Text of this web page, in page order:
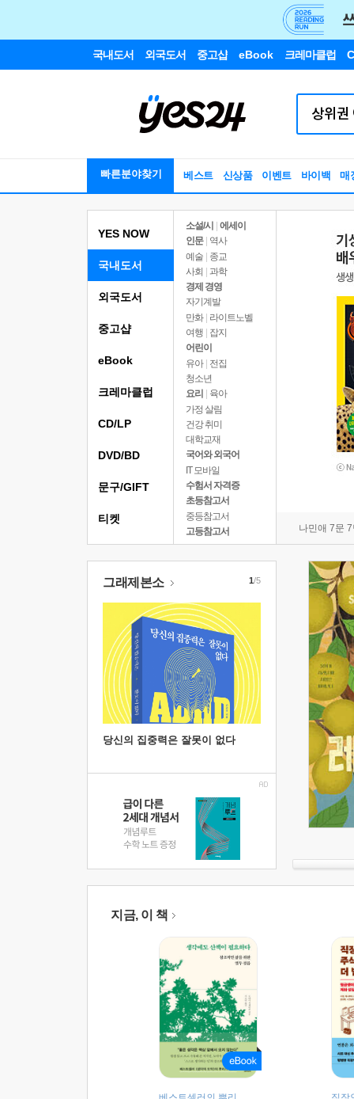
국내도서 외국도서 중고샵 eBook 크레마클럽
빠른분야찾기 베스트 신상품 이벤트 바이백 매
YES NOW
국내도서
소설/시
에세이
인문
역사
예술 | 종교
사회 | 과학
경제 경영
자기계발
만화 | 라이트노벨
여행
잡지
어린이
유아 | 전집
청소년
요리
육아
가정 살림
건강 취미
대학교재
국어와 외국어
IT 모바일
수험서 자격증
초등참고서
중등참고서
고등참고서
나민애 7문
외국도서
중고샵
eBook
크레마클럽
CD/LP
DVD/BD
문구/GIFT
티켓
그래제본소
당신의 집중력은 잘못이 없다
1/5
지금, 이 책